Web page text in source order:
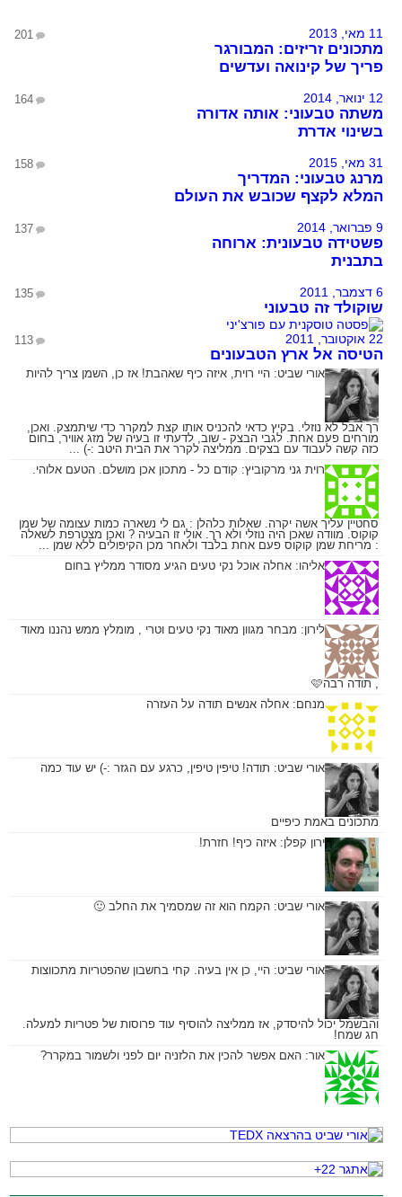
11 מאי, 2013 201
מתכונים זריזים: המבורגר
פריך של קינואה ועדשים
12 ינואר, 2014 164
משתה טבעוני: אותה אדורה
בשינוי אדרת
31 מאי, 2015 158
מרנג טבעוני: המדריך
המלא לקצף שכובש את העולם
9 פברואר, 2014 137
פשטידה טבעונית: ארוחה
בתבנית
6 דצמבר, 2011 135
שוקולד זה טבעוני
22 אוקטובר, 2011 113
הטיסה אל ארץ הטבעונים
אורי שביט: היי רוית, איזה כיף שאהבת! אז כן, השמן צריך להיות
רך אבל לא נוזלי. בקיץ כדאי להכניס אותו קצת למקרר כדי שיתמצק. ואכן,
מורחים פעם אחת. לגבי הבצק - שוב, לדעתי זו בעיה של מזג אוויר, בחום
כזה קשה לעבוד עם בצקים. ממליצה לקרר את הבית היטב :-) ...
רוית גני מרקוביץ: קודם כל - מתכון אכן מושלם. הטעם אלוהי.
סחטיין עליך אשה יקרה. שאלות כלהלן : גם לי נשארה כמות עצומה של שמן
קוקוס. מוודה שאכן היה נוזלי ולא רך. אולי זו הבעיה ? ואכן מצטרפת לשאלה
: מריחת שמן קוקוס פעם אחת בלבד ולאחר מכן הקיפולים ללא שמן ...
אליהו: אחלה אוכל נקי טעים הגיע מסודר ממליץ בחום
לירון: מבחר מגוון מאוד נקי טעים וטרי , מומלץ ממש נהננו מאוד
, תודה רבה🩷
מנחם: אחלה אנשים תודה על העזרה
אורי שביט: תודה! טיפין טיפין, כרגע עם הגזר :-) יש עוד כמה
מתכונים באמת כיפיים
ירון קפלן: איזה כיף! חזרת!
אורי שביט: הקמח הוא זה שמסמיך את החלב 🙂
אורי שביט: היי, כן אין בעיה. קחי בחשבון שהפטריות מתכווצות
והבשמל יכול להיסדק, אז ממליצה להוסיף עוד פרוסות של פטריות למעלה.
חג שמח!
אור: האם אפשר להכין את הלזניה יום לפני ולשמור במקרר?